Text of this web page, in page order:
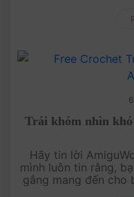
Trái khóm nhìn
Hãy tin lời
mình luôn tin rằng,
gắng mang đến cho